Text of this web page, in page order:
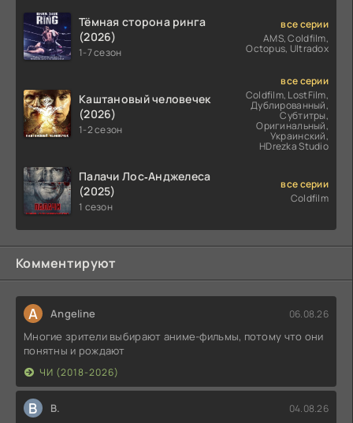
Тёмная сторона ринга
(2026)
1-7 сезон
все серии
AMS, Coldfilm,
Octopus, Ultradox
Каштановый человечек
(2026)
1-2 сезон
все серии
Coldfilm, LostFilm,
Дублированный,
Субтитры,
Оригинальный,
Украинский,
HDrezka Studio
Палачи Лос‑Анджелеса
(2025)
1 сезон
все серии
Coldfilm
Комментируют
A Angeline 06.08.26
Многие зрители выбирают аниме-фильмы, потому что они
понятны и рождают
ЧИ (2018-2026)
В В. 04.08.26